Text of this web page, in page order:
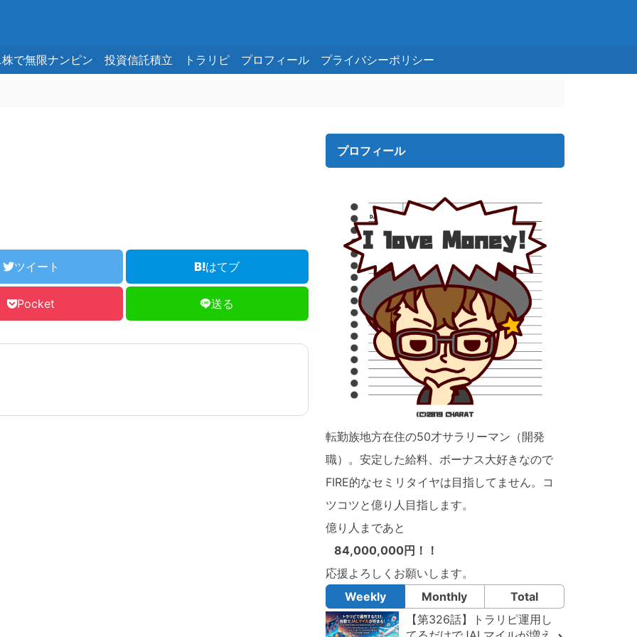
で無限ナンピン 投資信託積立 トラリピ プロフィール プライバシーポリシー
ツイート はてブ
Pocket 送る
プロフィール
転勤族地方在住の50才サラリーマン（開発
職）。安定した給料、ボーナス大好きなので
FIRE的なセミリタイヤは目指してません。コ
ツコツと億り人目指します。
億り人まであと
84,000,000円！！
応援よろしくお願いします。
Weekly
Monthly
Total
【第326話】トラリピ運用し